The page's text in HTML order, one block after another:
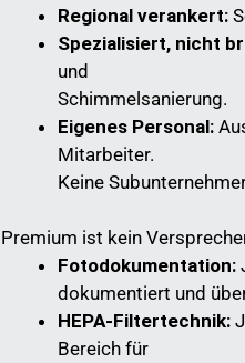
Regional verankert:
Spezialisiert, nicht
und
Schimmelsanierung.
Eigenes Personal:
Mitarbeiter.
Keine
Premium ist kein
Fotodokumentation:
dokumentiert und
HEPA-Filtertechnik:
Bereich für